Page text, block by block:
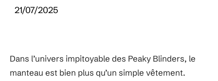
21/07/2025
Dans l’univers impitoyable des Peaky Blinders, le
manteau est bien plus qu’un simple vêtement.